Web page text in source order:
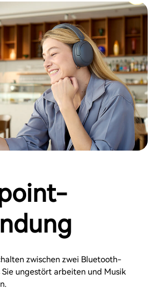
zwischen zwei Bluetooth-
Sie ungestört arbeiten und Musik